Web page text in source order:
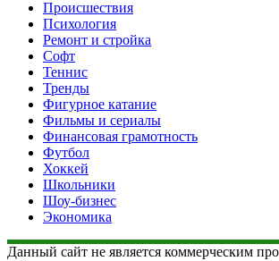
Происшествия
Психология
Ремонт и стройка
Софт
Теннис
Тренды
Фигурное катание
Фильмы и сериалы
Финансовая грамотность
Футбол
Хоккей
Школьники
Шоу-бизнес
Экономика
Данный сайт не является коммерческим